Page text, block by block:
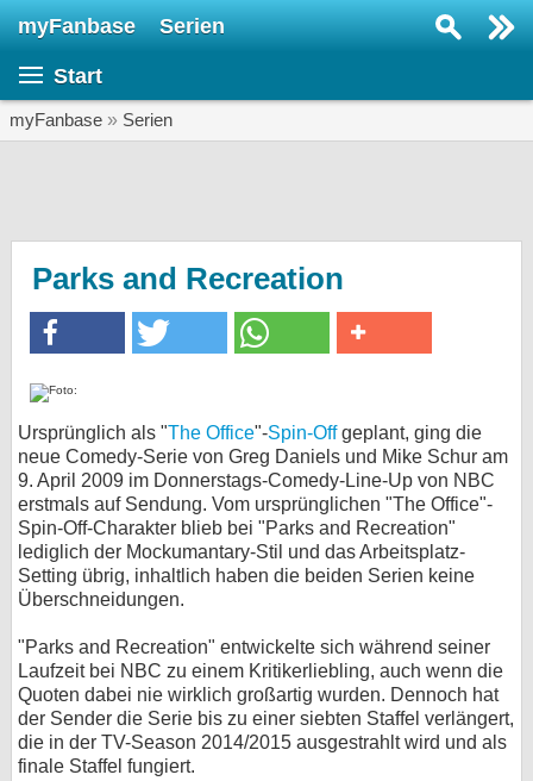
myFanbase Serien
Start
myFanbase » Serien
Parks and Recreation
Ursprünglich als "The Office"-Spin-Offgeplant, ging die
neue Comedy-Serie von Greg Daniels und Mike Schur am
9. April 2009 im Donnerstags-Comedy-Line-Up von NBC
erstmals auf Sendung. Vom ursprünglichen "The Office"-
Spin-Off-Charakter blieb bei "Parks and Recreation"
lediglich der Mockumantary-Stil und das Arbeitsplatz-
Setting übrig, inhaltlich haben die beiden Serien keine
Überschneidungen.
"Parks and Recreation" entwickelte sich während seiner
Laufzeit bei NBC zu einem Kritikerliebling, auch wenn die
Quoten dabei nie wirklich großartig wurden. Dennoch hat
der Sender die Serie bis zu einer siebten Staffel verlängert,
die in der TV-Season 2014/2015 ausgestrahlt wird und als
finale Staffel fungiert.
Veranstaltungen
KULTUR
SERVICE
Gewinnspiele
Forum
bei X
Kontakt
Nutzungsbedingungen